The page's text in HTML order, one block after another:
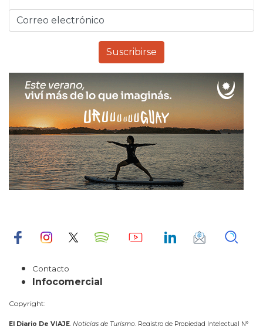
Contacto
Infocomercial
Copyright:
El Diario De VIAJE, Noticias de Turismo. Registro de Propiedad Intelectual N°